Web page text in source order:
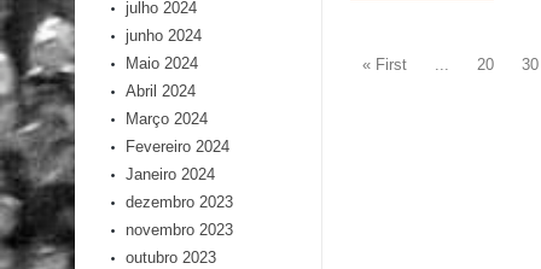
« First ... 20 30
julho 2024
junho 2024
Maio 2024
Abril 2024
Março 2024
Fevereiro 2024
Janeiro 2024
dezembro 2023
novembro 2023
outubro 2023